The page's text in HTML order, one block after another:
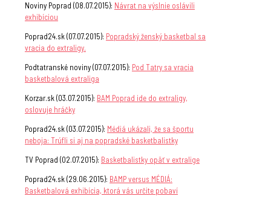
Noviny Poprad (08.07.2015): Návrat na výslnie oslávili
exhibíciou
Poprad24.sk (07.07.2015): Popradský ženský basketbal sa
vracia do extraligy.
Podtatranské noviny (07.07.2015): Pod Tatry sa vracia
basketbalová extraliga
Korzar.sk (03.07.2015): BAM Poprad ide do extraligy,
oslovuje hráčky
Poprad24.sk (03.07.2015): Médiá ukázali, že sa športu
neboja: Trúfli si aj na popradské basketbalistky
TV Poprad (02.07.2015): Basketbalistky opäť v extralige
Poprad24.sk (29.06.2015): BAMP versus MÉDIÁ:
Basketbalová exhibícia, ktorá vás určite pobaví